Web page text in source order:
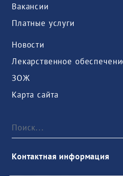
Вакансии
Платные услуги
Новости
Лекарственное
ЗОЖ
Карта сайта
Контактная информация